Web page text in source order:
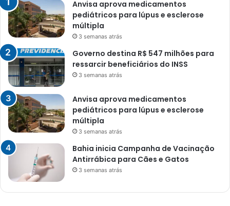
Anvisa aprova medicamentos
pediátricos para lúpus e esclerose
múltipla
3 semanas atrás
Governo destina R$ 547 milhões para
ressarcir beneficiários do INSS
3 semanas atrás
Anvisa aprova medicamentos
pediátricos para lúpus e esclerose
múltipla
3 semanas atrás
Bahia inicia Campanha de Vacinação
Antirrábica para Cães e Gatos
3 semanas atrás